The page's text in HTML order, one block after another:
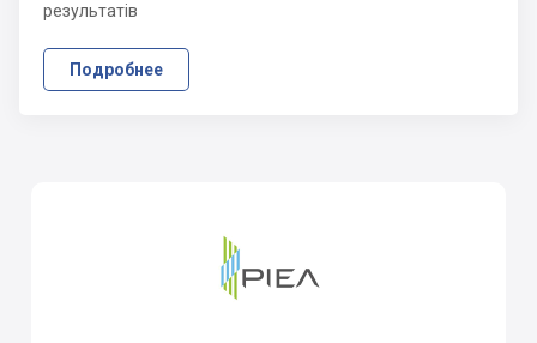
результатів
Подробнее